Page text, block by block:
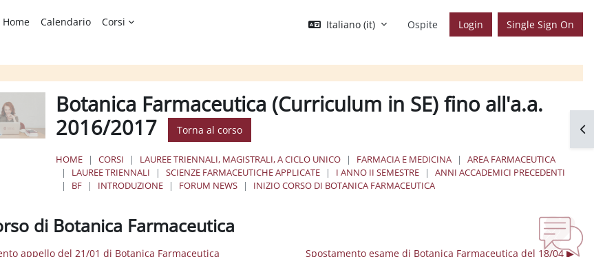
Home
Calendario Corsi Italiano ‎(it)‎ Ospite Login Single Sign On
Botanica Farmaceutica (Curriculum in SE) fino all'a.a.
2016/2017
Torna al corso
HOME CORSI LAUREE TRIENNALI, MAGISTRALI, A CICLO UNICO FARMACIA E MEDICINA
AREA FARMACEUTICA
LAUREE TRIENNALI
SCIENZE FARMACEUTICHE APPLICATE I ANNO II SEMESTRE
ANNI ACCADEMICI PRECEDENTI
BF
INTRODUZIONE FORUM NEWS INIZIO CORSO DI BOTANICA FARMACEUTICA
di Botanica Farmaceutica
appello del 21/01 di Botanica Farmaceutica Spostamento esame di Botanica Farmaceutica del 18/04 ▶︎